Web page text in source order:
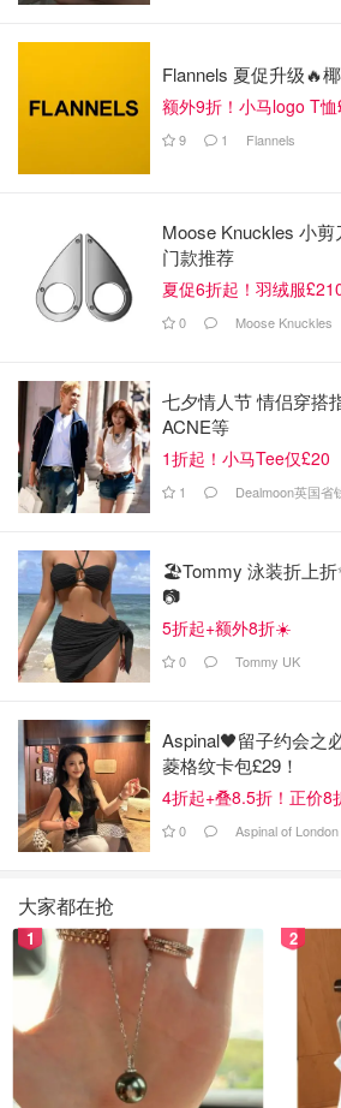
图片来自于tigerbond ，版权属
成为会员后（点此申请）可以在开场
支持PayPal和礼券退款），也会收到
3. Cineworld
官方网站
图片来自于boxofficepro ，版权
Cineworld是 世界上第二大连锁影院
的AMC，身影遍布英国、爱尔兰、
英国的收入也是电影院中数一数二的
Flannels 夏促升级🔥
额外9折！小马logo T
9 1 Flannels
Moose Knuckles 小
门款推荐
夏促6折起！羽绒服
0 Moose Knuckles
七夕情人节 情侣穿搭
ACNE等
1折起！小马Tee仅£20
1 Dealmoon英国省
🏖️Tommy 泳装折上折
📷
5折起+额外8折☀️
0 Tommy UK
Aspinal🖤留子约会之
菱格纹卡包£29！
4折起+叠8.5折！正价8
0 Aspinal of London
大家都在抢
1 2